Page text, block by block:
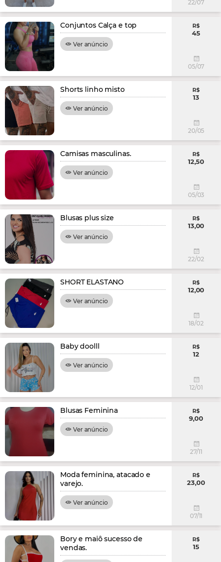
22/07
Conjuntos Calça e top
Ver anúncio
R$
45
05/07
Shorts linho misto
Ver anúncio
R$
13
20/05
Camisas masculinas.
Ver anúncio
R$
12,50
05/03
Blusas plus size
Ver anúncio
R$
13,00
22/02
SHORT ELASTANO
Ver anúncio
R$
12,00
18/02
Baby doolll
Ver anúncio
R$
12
12/01
Blusas Feminina
Ver anúncio
R$
9,00
27/11
Moda feminina, atacado e
varejo.
Ver anúncio
R$
23,00
07/11
Bory e maiô sucesso de
vendas.
R$
15